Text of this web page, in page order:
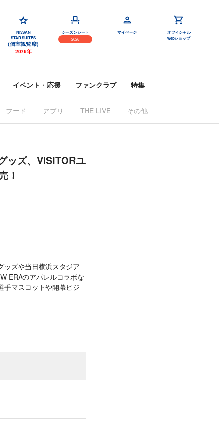
NISSAN
STAR SUITES
(個室観覧席)
2026年
シーズンシート
2026
マイページ
オフィシャル
webショップ
イベント・応援 ファンクラブ 特集
フード アプリ THE LIVE その他
ッズ、VISITORユ
！
ッズや当日横浜スタジア
ERAのアパレルコラボな
手マスコットや開幕ビジ